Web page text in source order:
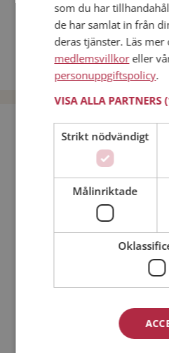
Andra singlar från Mellerud
Män från Mellerud
Dejta kvinnor i Sverige
Dejta män i Sverige
Bli medlem
Min ålder:
som du har
de har samlat in från
deras tjänster. Läs mer
medlemsvillkoreller
personuppgiftspolicy.
VISA ALLA PARTNERS
Strikt nödvändigt
Målinriktade